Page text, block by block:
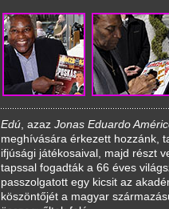
Edú , azaz Jonas Eduardo
meghívására érkezett hozzánk,
ifjúsági játékosaival, majd részt
tapssal fogadták a 66 éves
passzolgatott egy kicsit az
köszöntőjét a magyar